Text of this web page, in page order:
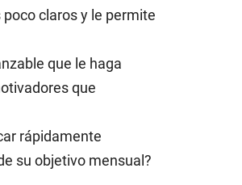
claros y le permite
que le haga
que
rápidamente
su objetivo mensual?